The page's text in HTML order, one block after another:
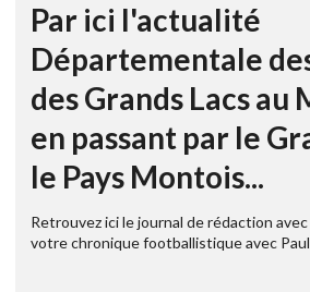
Par ici l'actualité
Départementale
des Grands Lacs au
en passant par le
le Pays Montois...
Retrouvez ici le journal de rédaction
votre chronique footballistique avec